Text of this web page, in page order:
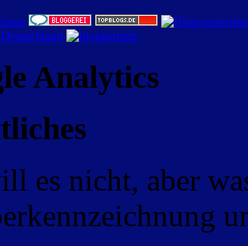
Analytics
es nicht, aber